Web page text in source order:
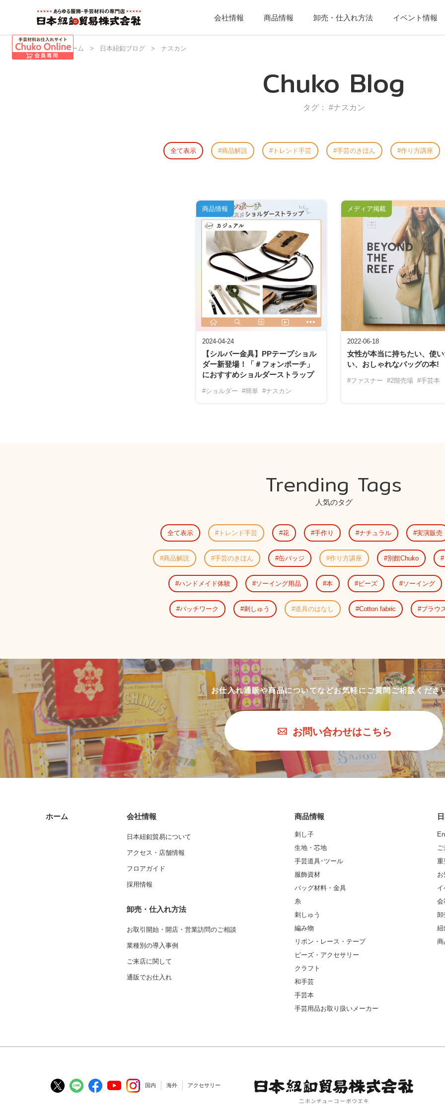
会社情報 商品情報 卸売・仕入れ方法 イベント情報
日本紐釦 ホーム > 日本紐釦ブログ > ナスカン
Chuko Blog
タグ： #ナスカン
全て表示 商品解説 トレンド手芸 手芸のきほん 作り方講座
2024-04-24
【シルバー金具】PPテープショル
ダー新登場！「＃フォンポーチ」
におすすめショルダーストラップ
#ショルダー #簡単 #ナスカン
商品情報
2022-06-18
女性が本当に持ちたい、使
い、おしゃれなバッグの本!
#ファスナー #2階売場 #手芸本
メディア掲載
Trending Tags
人気のタグ
全て表示 トレンド手芸 花 手作り ナチュラル 実演販売
商品解説 手芸のきほん 缶バッジ 作り方講座 別館Chuko
ハンドメイド体験 ソーイング用品 本 ビーズ ソーイング
パッチワーク 刺しゅう 道具のはなし Cotton fabric ブラウ
お仕入れ通販や商品についてなどお気軽にご質問ご相談くださ
お問い合わせはこちら
ホーム 会社情報
日本紐釦貿易について
アクセス・店舗情報
フロアガイド
採用情報
卸売・仕入れ方法
お取引開始・開店・営業訪問のご相談
業種別の導入事例
ご来店に関して
通販でお仕入れ
商品情報
刺し子
生地・芯地
手芸道具･ツール
服飾資材
バッグ材料・金具
糸
刺しゅう
編み物
リボン・レース・テープ
ビーズ・アクセサリー
クラフト
和手芸
手芸本
手芸用品お取り扱いメーカー
重
お
会
卸
紐
商
国内 海外 アクセサリー